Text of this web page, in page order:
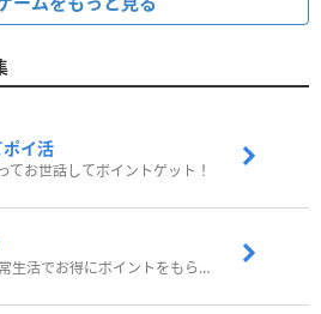
ポイ活
てお世話してポイントゲット！
歩いてポイ活！日常生活でお得にポイントをもらおう